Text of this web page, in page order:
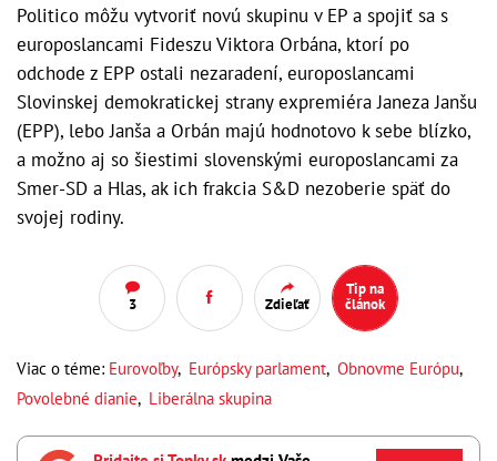
Politico môžu vytvoriť novú skupinu v EP a spojiť sa s
europoslancami Fideszu Viktora Orbána, ktorí po
odchode z EPP ostali nezaradení, europoslancami
Slovinskej demokratickej strany expremiéra Janeza Janšu
(EPP), lebo Janša a Orbán majú hodnotovo k sebe blízko,
a možno aj so šiestimi slovenskými europoslancami za
Smer-SD a Hlas, ak ich frakcia S&D nezoberie späť do
svojej rodiny.
3 Zdieľať
Tip na
článok
Viac o téme: Eurovoľby, Európsky parlament, Obnovme Európu,
Povolebné dianie, Liberálna skupina